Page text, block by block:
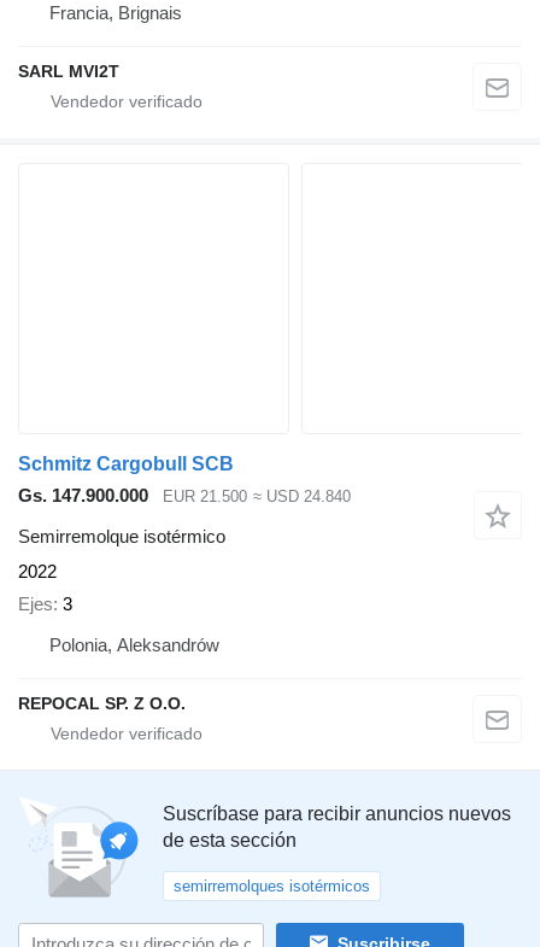
Francia, Brignais
SARL MVI2T
Schmitz Cargobull SCB
Gs. 147.900.000
EUR 21.500 ≈ USD 24.840
Semirremolque isotérmico
2022
Ejes 3
Polonia, Aleksandrów
REPOCAL SP. Z O.O.
Suscríbase para recibir anuncios nuevos
de esta sección
semirremolques isotérmicos